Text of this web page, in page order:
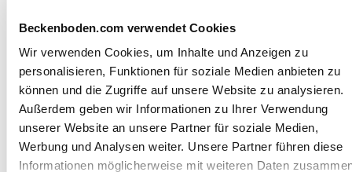
Beckenboden.com verwendet Cookies
Wir verwenden Cookies, um Inhalte und Anzeigen zu
personalisieren, Funktionen für soziale Medien anbieten zu
können und die Zugriffe auf unsere Website zu analysieren.
Außerdem geben wir Informationen zu Ihrer Verwendung
unserer Website an unsere Partner für soziale Medien,
Werbung und Analysen weiter. Unsere Partner führen diese
Informationen möglicherweise mit weiteren Daten
Modul 1 bietet eine umfassende Einführung in die Anatomie
des Beckens und des Beckenbodens, einschliesslich der drei
Beckenbodenschichten und deren Funktionen. Neben der
Analyse der Aufgaben des Becke...
September 2026